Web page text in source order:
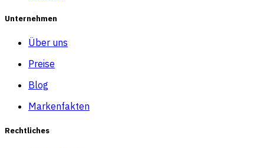
Unternehmen
Über uns
Preise
Blog
Markenfakten
Rechtliches